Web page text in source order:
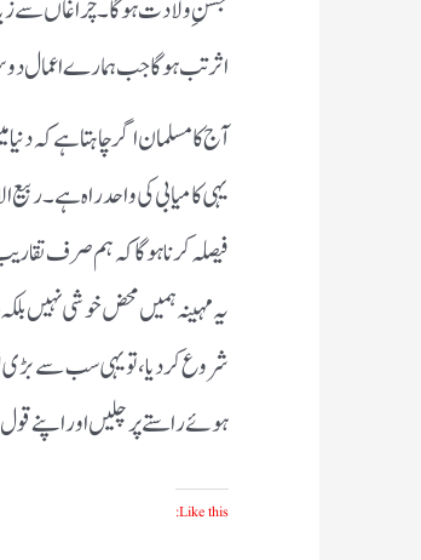
جشنِ ولادت ہوگا۔ چراغاں سے
اثر تب ہوگا جب ہمارے
آج کا مسلمان اگر چاہتا ہے کہ
یہی کامیابی کی واحد راہ ہے۔ ربیع
فیصلہ کرنا ہوگا کہ ہم صرف
یہ مہینہ ہمیں محض خوشی نہیں
شروع کر دیا، تو یہی سب سے
ہوئے راستے پر چلیں اور اپنے
Like this: